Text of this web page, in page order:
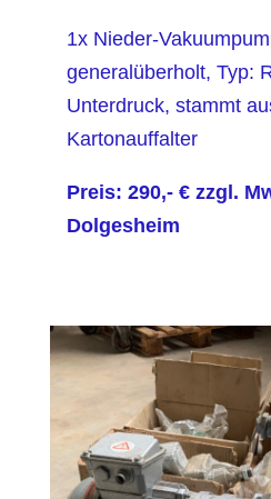
1x Nieder-
generalüberholt, Typ:
Unterdruck, stammt
Kartonauffalter
Preis: 290,- € zzgl.
Dolgesheim